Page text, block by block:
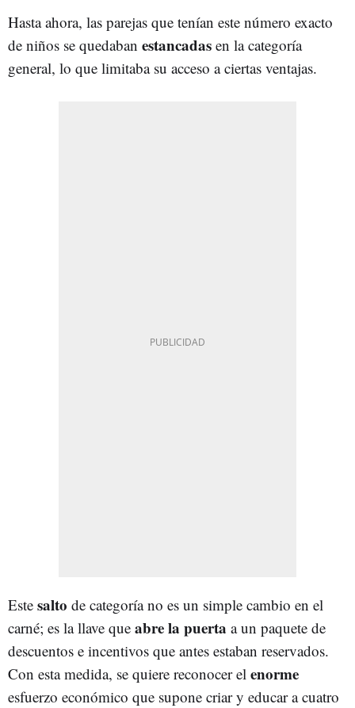
Hasta ahora, las parejas que tenían este número exacto
de niños se quedaban estancadas en la categoría
general, lo que limitaba su acceso a ciertas ventajas.
Este salto de categoría no es un simple cambio en el
carné; es la llave que abre la puerta a un paquete de
descuentos e incentivos que antes estaban reservados.
Con esta medida, se quiere reconocer el enorme
esfuerzo económico que supone criar y educar a cuatro